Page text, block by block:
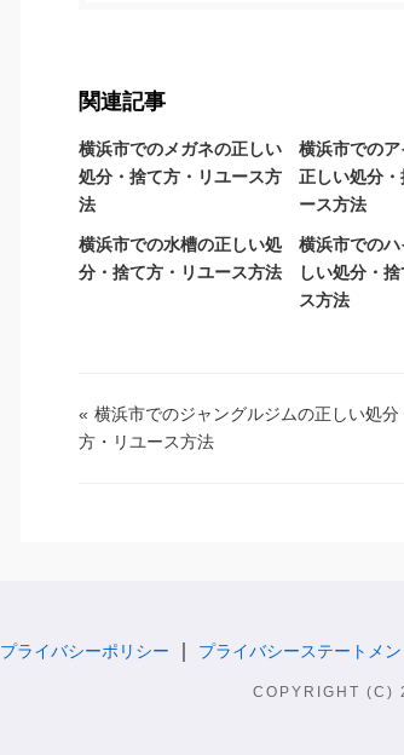
関連記事
横浜市でのメガネの正しい
処分・捨て方・リユース方
法
横浜市での
正しい処分
ース方法
横浜市での水槽の正しい処
分・捨て方・リユース方法
横浜市での
しい処分・
ス方法
« 横浜市でのジャングルジムの正しい処分
方・リユース方法
プライバシーポリシー プライバシーステートメン
COPYRIGHT (C)